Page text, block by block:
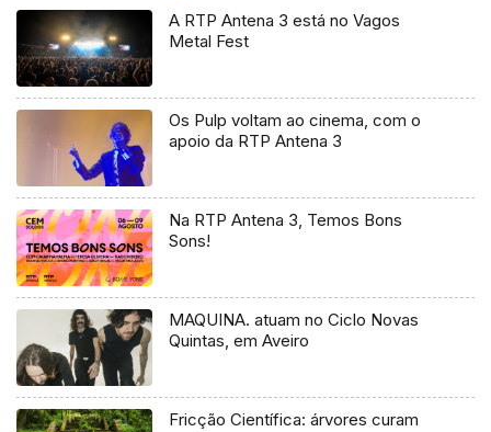
A RTP Antena 3 está no Vagos
Metal Fest
Os Pulp voltam ao cinema, com o
apoio da RTP Antena 3
Na RTP Antena 3, Temos Bons
Sons!
MAQUINA. atuam no Ciclo Novas
Quintas, em Aveiro
Fricção Científica: árvores curam